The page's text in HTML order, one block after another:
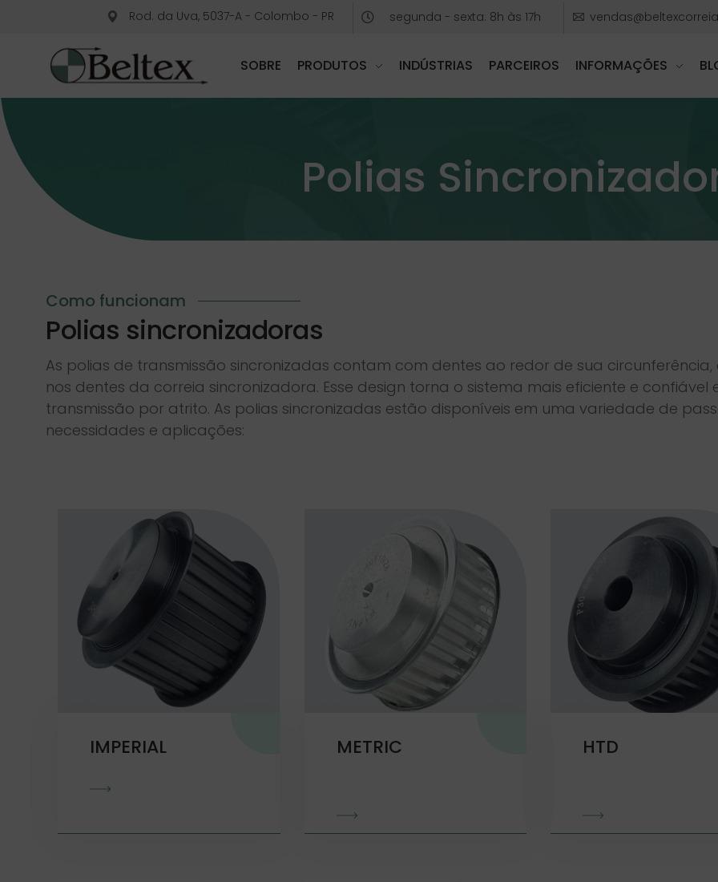
Rod. da Uva, 5037-A - Colombo - PR segunda - sexta: 8h às 17h
SOBRE PRODUTOS INDÚSTRIAS PARCEIROS INFORMAÇÕES
Polias
Como funcionam
Polias sincronizadoras
As polias de transmissão sincronizadas contam com dentes ao redor de sua
nos dentes da correia sincronizadora. Esse design torna o sistema mais eficiente e
transmissão por atrito. As polias sincronizadas estão disponíveis em uma variedade de
necessidades e aplicações:
IMPERIAL METRIC HTD